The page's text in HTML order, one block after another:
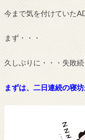
今まで気を付けていた
まず・・・
久しぶりに・・・失敗続
まずは、二日連続の寝坊